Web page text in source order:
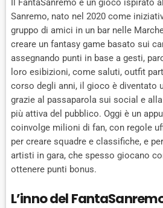
Il FantaSanremo è un gioco ispirato
Sanremo, nato nel 2020 come
gruppo di amici in un bar nelle
creare un fantasy game basato sui
assegnando punti in base a gesti,
loro esibizioni, come saluti, outfit
corso degli anni, il gioco è diventato
grazie al passaparola sui social e
più attiva del pubblico. Oggi è un
coinvolge milioni di fan, con regole
per creare squadre e classifiche, e
artisti in gara, che spesso giocano
ottenere punti bonus.
L’inno del